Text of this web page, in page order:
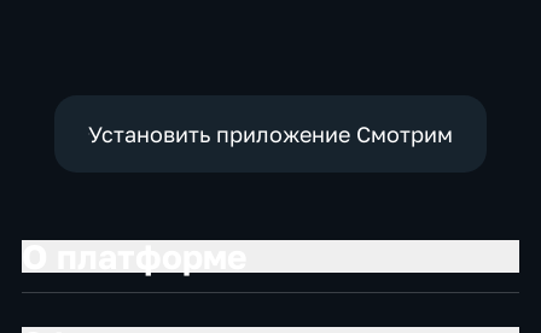
Установить приложение Смотрим